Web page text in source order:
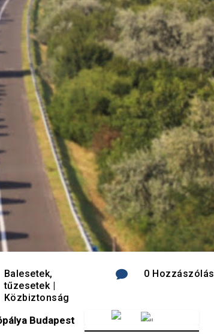
Balesetek,
tűzesetek|
Közbiztonság
 0 Hozzászólás
Budapest